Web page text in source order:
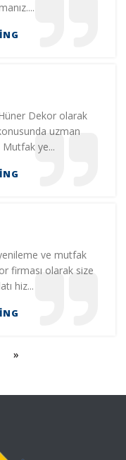
Dekor olarak
uzman
ye...
ve mutfak
firması olarak size
hiz...
»